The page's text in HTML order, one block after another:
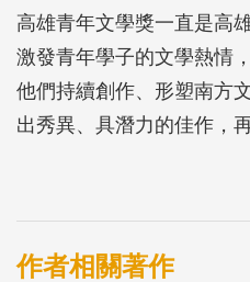
高雄青年文學獎一直是高
激發青年學子的文學熱情
他們持續創作、形塑南方
出秀異、具潛力的佳作，
入書肆流通、傳播，讓高
作者相關著作